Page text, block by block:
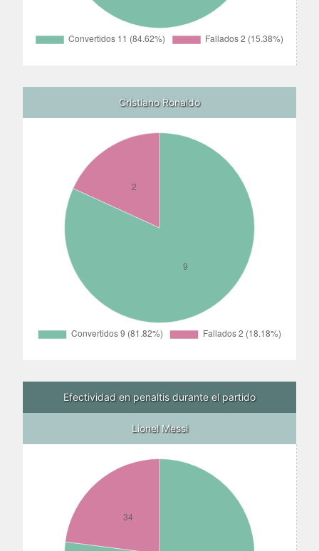
Cristiano Ronaldo
Efectividad en penaltis durante el partido
Lionel Messi